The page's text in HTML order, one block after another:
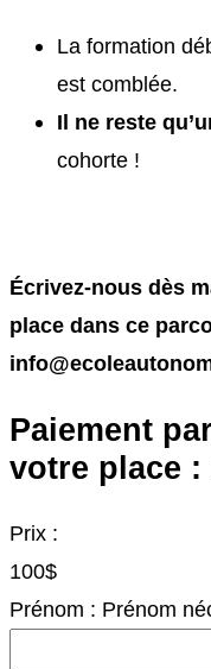
La formation
est comblée.
Il ne reste
cohorte !
Écrivez-nous dès
place dans ce
Paiement
votre place :
Prix :
100$
Prénom : Prénom